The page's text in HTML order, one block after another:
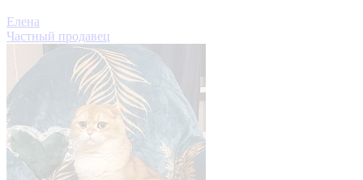
Елена
Частный продавец